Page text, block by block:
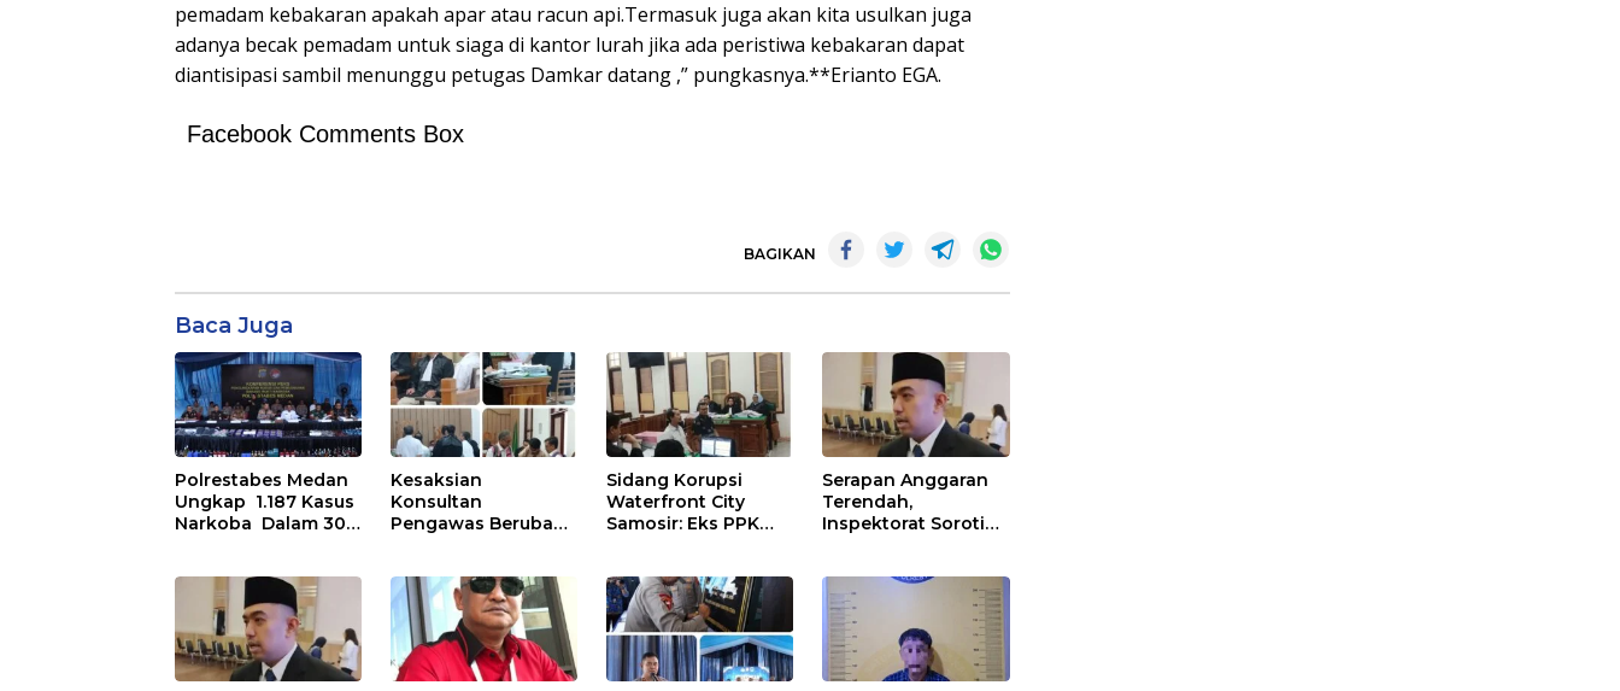
pemadam kebakaran apakah apar atau racun api.Termasuk juga akan kita usulkan juga
adanya becak pemadam untuk siaga di kantor lurah jika ada peristiwa kebakaran dapat
diantisipasi sambil menunggu petugas Damkar datang ,” pungkasnya.**Erianto EGA.
Facebook Comments Box
BAGIKAN
Baca Juga
Polrestabes Medan
Ungkap 1.187 Kasus
Narkoba Dalam 300
Bukti
Kesaksian
Konsultan
Pengawas Berubah-
City Samosir
Sidang Korupsi
Waterfront City
Samosir: Eks PPK
Pekerjaan, KPA
Beberkan
Pengawasan Proyek
Serapan Anggaran
Terendah,
Inspektorat Soroti
Medan